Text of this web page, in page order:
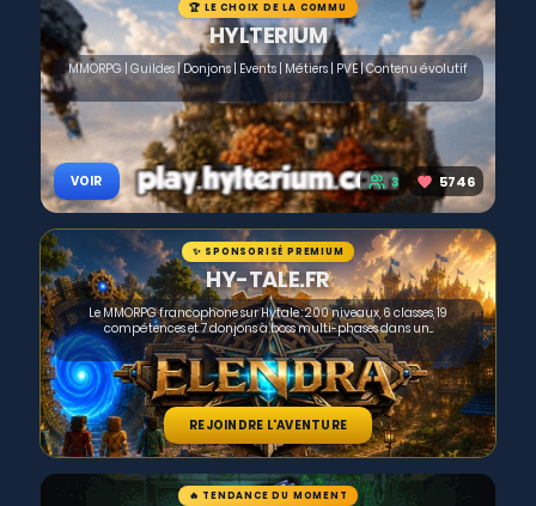
🏆 LE CHOIX DE LA COMMU
HYLTERIUM
MMORPG | Guildes | Donjons | Events | Métiers | PVE | Contenu évolutif
VOIR 3 5746
✨ SPONSORISÉ PREMIUM
HY-TALE.FR
Le MMORPG francophone sur Hytale : 200 niveaux, 6 classes, 19
compétences et 7 donjons à boss multi-phases dans un...
REJOINDRE L'AVENTURE
🔥 TENDANCE DU MOMENT